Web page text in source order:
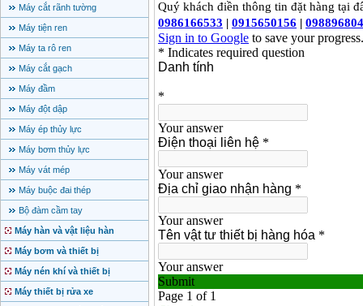
Máy cắt rãnh tường
Máy tiện ren
Máy ta rô ren
Máy cắt gạch
Máy đầm
Máy đột dập
Máy ép thủy lực
Máy bơm thủy lực
Máy vát mép
Máy buộc đai thép
Bộ đàm cầm tay
Máy hàn và vật liệu hàn
Máy bơm và thiết bị
Máy nén khí và thiết bị
Máy thiết bị rửa xe